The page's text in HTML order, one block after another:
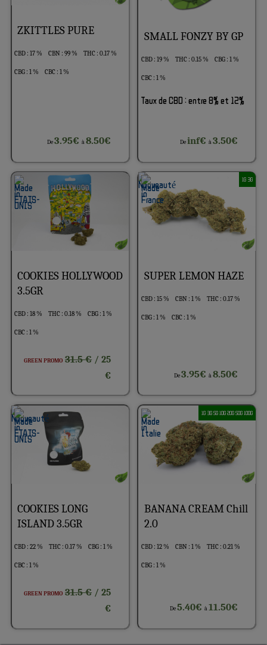
ZKITTLES PURE
CBD : 17 % CBN : 99 % THC : 0.17 %
CBG : 1 % CBC : 1 %
De3.95€à8.50€
SMALL FONZY BY GP
CBD : 19 % THC : 0.15 % CBG : 1 %
CBC : 1 %
Taux de CBD : entre 8% et 12%
Deinf€ à3.50€
COOKIES HOLLYWOOD
3.5GR
CBD : 18 % THC : 0.18 % CBG : 1 %
CBC : 1 %
GREEN PROMO 31.5 € / 25
€
1G 3G
SUPER LEMON HAZE
CBD : 15 % CBN : 1 % THC : 0.17 %
CBG : 1 % CBC : 1 %
De3.95€ à8.50€
COOKIES LONG
ISLAND 3.5GR
CBD : 22 % THC : 0.17 % CBG : 1 %
CBC : 1 %
GREEN PROMO 31.5 € / 25
€
1G 3G 5G 10G 20G 50G 100G
BANANA CREAM Chill
2.0
CBD : 12 % CBN : 1 % THC : 0.21 %
CBG : 1 %
De5.40€ à11.50€